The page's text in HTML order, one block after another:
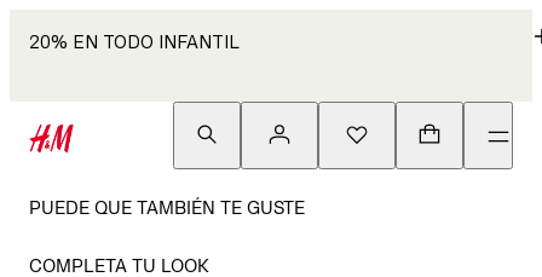
20% EN TODO INFANTIL
PUEDE QUE TAMBIÉN TE GUSTE
COMPLETA TU LOOK